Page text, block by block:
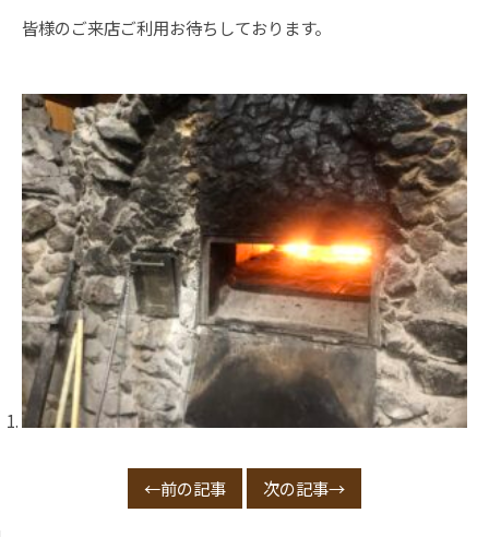
皆様のご来店ご利用お待ちしております。
←前の記事 次の記事→